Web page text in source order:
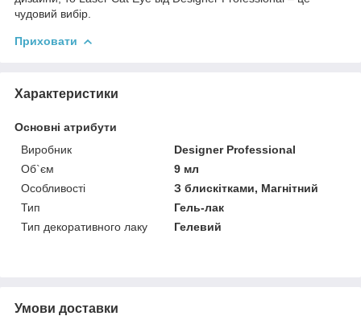
чудовий вибір.
Приховати
Характеристики
Основні атрибути
Виробник
Designer Professional
Об`єм
9 мл
Особливості
З блискітками, Магнітний
Тип
Гель-лак
Тип декоративного лаку
Гелевий
Умови доставки